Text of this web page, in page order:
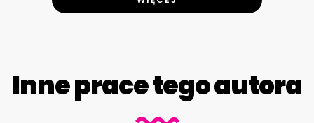
Inne prace tego autora